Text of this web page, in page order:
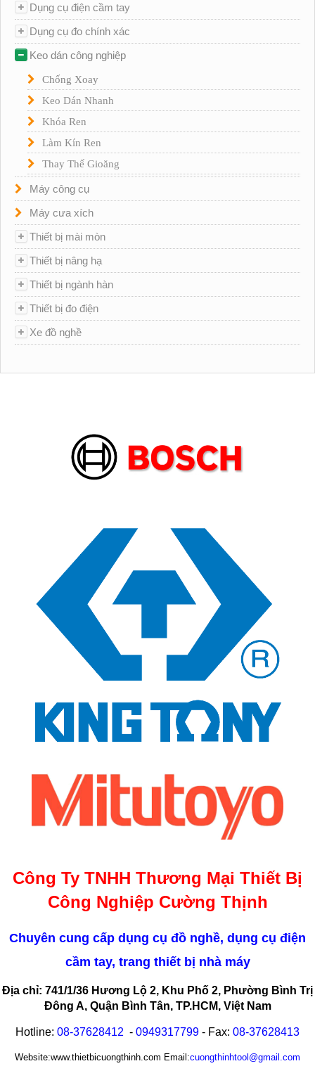
Dụng cụ điện cầm tay
Dụng cụ đo chính xác
Keo dán công nghiệp
Chống Xoay
Keo Dán Nhanh
Khóa Ren
Làm Kín Ren
Thay Thế Gioăng
Máy công cụ
Máy cưa xích
Thiết bị mài mòn
Thiết bị nâng hạ
Thiết bị ngành hàn
Thiết bị đo điện
Xe đồ nghề
Công Ty TNHH Thương Mại Thiết Bị
Công Nghiệp Cường Thịnh
Chuyên cung cấp dụng cụ đồ nghề, dụng cụ điện
cầm tay, trang thiết bị nhà máy
Địa chỉ: 741/1/36 Hương Lộ 2, Khu Phố 2, Phường Bình Trị
Đông A, Quận Bình Tân, TP.HCM, Việt Nam
Hotline: 08-37628412 - 0949317799 - Fax: 08-37628413
Website:www.thietbicuongthinh.com Email:cuongthinhtool@gmail.com